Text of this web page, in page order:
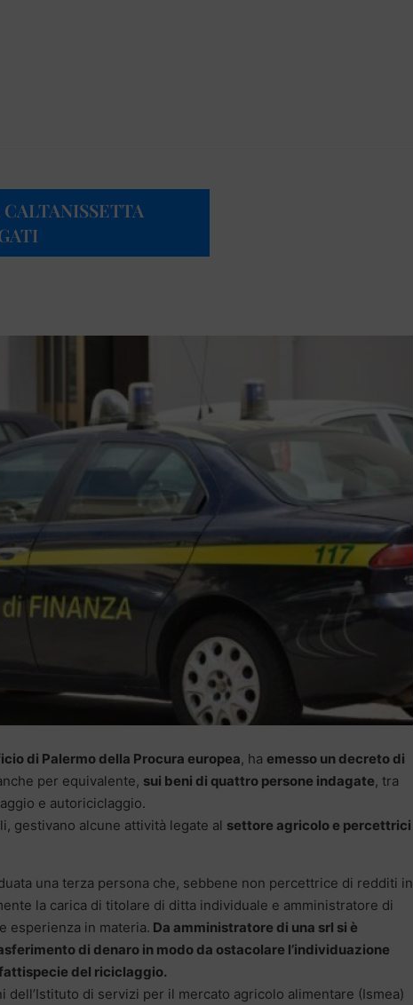
di Palermo della Procura europea, ha emesso un decreto di
per equivalente, sui beni di quattro persone indagate, tra
e autoriciclaggio.
gestivano alcune attività legate al settore agricolo e percettrici
una terza persona che, sebbene non percettrice di redditi in
la carica di titolare di ditta individuale e amministratore di
esperienza in materia. Da amministratore di una srl si è
di denaro in modo da ostacolare l’individuazione
del riciclaggio.
dell’Istituto di servizi per il mercato agricolo alimentare (Ismea)